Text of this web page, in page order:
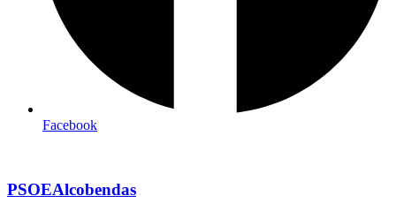
Facebook
PSOEAlcobendas